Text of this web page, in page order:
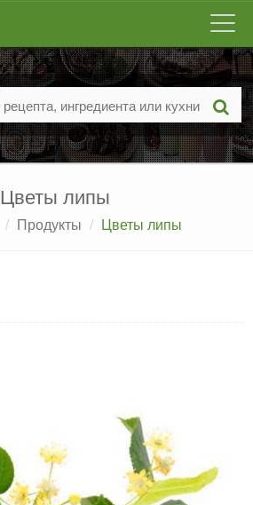
Цветы липы
Продукты Цветы липы